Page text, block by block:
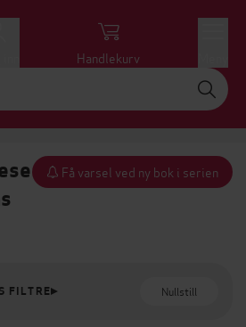
Handlekurv
Få varsel ved ny bok i serien
FILTRE Nullstill